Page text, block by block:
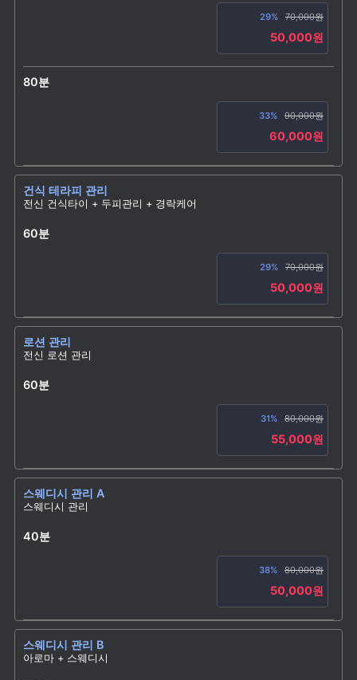
29% 70,000원
50,000원
80분
33% 90,000원
60,000원
건식 테라피 관리
전신 건식타이 + 두피관리 + 경락케어
60분
29% 70,000원
50,000원
로션 관리
전신 로션 관리
60분
31% 80,000원
55,000원
스웨디시 관리 A
스웨디시 관리
40분
38% 80,000원
50,000원
스웨디시 관리 B
아로마 + 스웨디시